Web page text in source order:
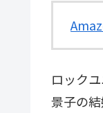
ロック
景子の